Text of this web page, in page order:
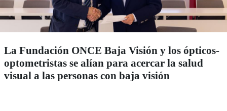
La Fundación ONCE Baja Visión y los ópticos-
optometristas se alían para acercar la salud
visual a las personas con baja visión